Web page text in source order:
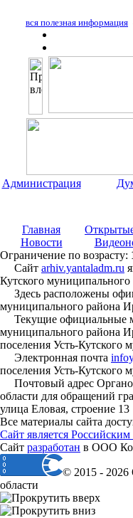
вся полезная информация
Администрация
Главная
Новости
Ограничение по возрасту:
Сайт arhiv.yantaladm.ru
Кутского
Здесь расположены
муниципального района
Текущие официальные
муниципального района
поселения Усть-Кутского
Электронная почта
поселения Усть-Кутского
Почтовый адрес Органов
области для обращений
улица Еловая, строение 13
Все материалы сайта
Сайт является
Сайт разработан в ООО
© 2015 - 2026
области